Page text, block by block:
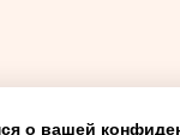
о вашей